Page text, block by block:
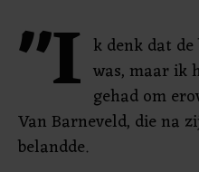
"I k denk dat de
was, maar ik
gehad om
Van Barneveld, die na
belandde.